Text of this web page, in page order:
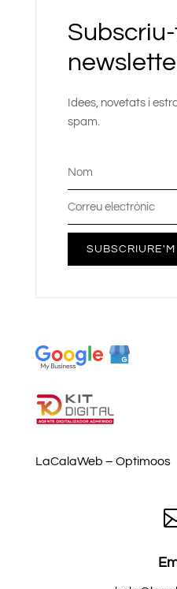
Idees, novetats i
spam.
SUBSCRIURE'M
LaCalaWeb – Optimoos